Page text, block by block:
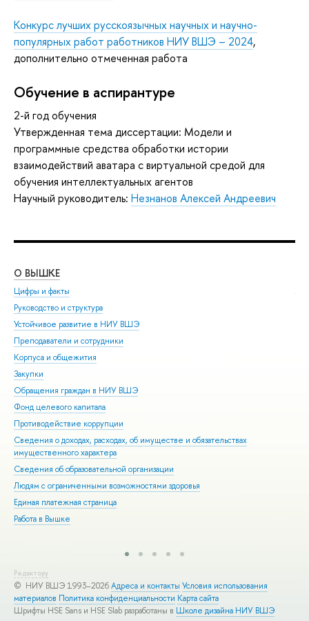
Конкурс лучших русскоязычных научных и научно-
популярных работ работников НИУ ВШЭ – 2024,
дополнительно отмеченная работа
Обучение в аспирантуре
2-й год обучения
Утвержденная тема диссертации: Модели и
программные средства обработки истории
взаимодействий аватара с виртуальной средой для
обучения интеллектуальных агентов
Научный руководитель: Незнанов Алексей Андреевич
О ВЫШКЕ
Цифры и факты
Руководство и структура
Устойчивое развитие в НИУ ВШЭ
Преподаватели и сотрудники
Корпуса и общежития
Закупки
Обращения граждан в НИУ ВШЭ
Фонд целевого капитала
Противодействие коррупции
Сведения о доходах, расходах, об имуществе и обязательствах
имущественного характера
Сведения об образовательной организации
Людям с ограниченными возможностями здоровья
Единая платежная страница
Работа в Вышке
Редактору
© НИУ ВШЭ 1993–2026Адреса и контакты Условия использования
материалов Политика конфиденциальности Карта сайта
Шрифты HSE Sans и HSE Slab разработаны в Школе дизайна НИУ ВШЭ